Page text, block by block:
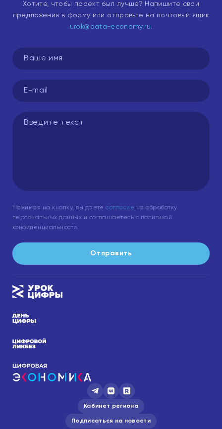
Хотите, чтобы проект был лучше? Напишите свои
предложения в форму или отправьте на почтовый ящик
urok@data-economy.ru.
Нажимая на кнопку, вы даетесогласие на обработку
персональных данных и соглашаетесь с политикой
конфиденциальности.
Отправить
Кабинет региона
Подписаться на новости